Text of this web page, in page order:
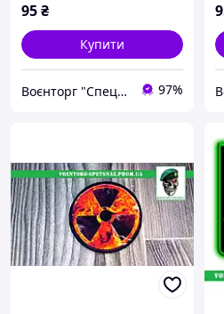
95₴
Купити
Воєнторг "Спецназ" - найкращий український військовий магазин — виробник! 97%